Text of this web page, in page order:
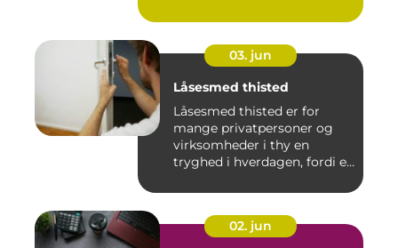
03. jun
Låsesmed thisted
Låsesmed thisted er for
mange privatpersoner og
virksomheder i thy en
tryghed i hverdagen, fordi en
02. jun